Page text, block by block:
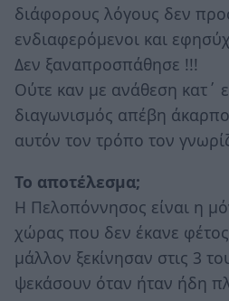
διάφορους λόγους δεν
ενδιαφερόμενοι και
Δεν ξαναπροσπάθησε !!!
Ούτε καν με ανάθεση κατ΄
διαγωνισμός απέβη
αυτόν τον τρόπο τον
Το αποτέλεσμα;
Η Πελοπόννησος είναι η
χώρας που δεν έκανε
μάλλον ξεκίνησαν στις 3
ψεκάσουν όταν ήταν ήδη